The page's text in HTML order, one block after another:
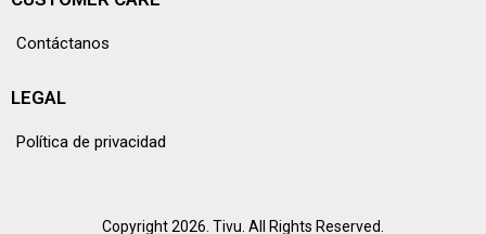
Contáctanos
LEGAL
Política de privacidad
Copyright 2026. Tivu. All Rights Reserved.